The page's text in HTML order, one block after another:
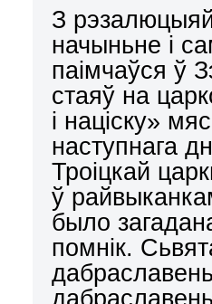
З
начыньне і
паімчаўся ў
стаяў на
і націску»
наступнага
Троіцкай
ў
было
помнік.